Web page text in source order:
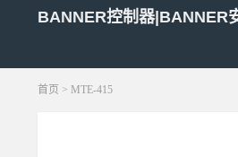
BANNER控制器|BANNER
首页 > MTE-415